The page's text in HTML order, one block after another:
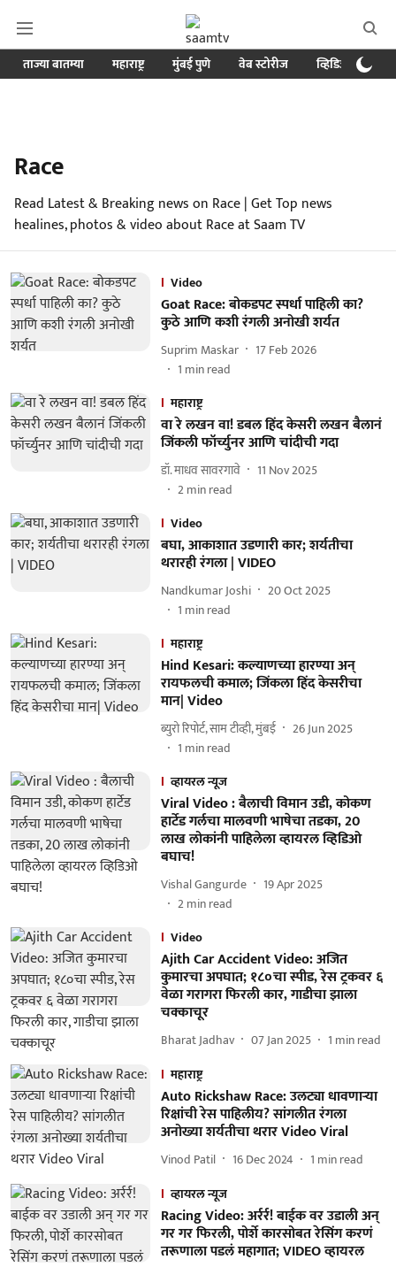
ताज्या बातम्या महाराष्ट्र मुंबई पुणे वेब स्टोरीज व्हिडिओ
Race
Read Latest & Breaking news on Race | Get Top news
healines, photos & video about Race at Saam TV
Video
Goat Race: बोकडपट स्पर्धा पाहिली का?
कुठे आणि कशी रंगली अनोखी शर्यत
Suprim Maskar
17 Feb 2026
1 min read
महाराष्ट्र
वा रे लखन वा! डबल हिंद केसरी लखन बैलानं
जिंकली फॉर्च्युनर आणि चांदीची गदा
डॉ. माधव सावरगावे
11 Nov 2025
2min read
Video
बघा, आकाशात उडणारी कार; शर्यतीचा
थरारही रंगला | VIDEO
Nandkumar Joshi
20 Oct 2025
1 min read
महाराष्ट्र
Hind Kesari: कल्याणच्या हारण्या अन्
रायफलची कमाल; जिंकला हिंद केसरीचा
मान| Video
ब्युरो रिपोर्ट, साम टीव्ही, मुंबई
26 Jun 2025
1 min read
व्हायरल न्यूज
Viral Video : बैलाची विमान उडी, कोकण
हार्टेड गर्लचा मालवणी भाषेचा तडका, 20
लाख लोकांनी पाहिलेला व्हायरल व्हिडिओ
बघाच!
Vishal Gangurde
19 Apr 2025
2min read
Video
Ajith Car Accident Video: अजित
कुमारचा अपघात; १८०चा स्पीड, रेस ट्रकवर ६
वेळा गरागरा फिरली कार, गाडीचा झाला
चक्काचूर
Bharat Jadhav 07 Jan 2025 1 min read
महाराष्ट्र
Auto Rickshaw Race: उलट्या धावणाऱ्या
रिक्षांची रेस पाहिलीय? सांगलीत रंगला
अनोख्या शर्यतीचा थरार Video Viral
Vinod Patil 16 Dec 2024 1 min read
व्हायरल न्यूज
Racing Video: अर्रर्र! बाईक वर उडाली अन्
गर गर फिरली, पोर्शे कारसोबत रेसिंग करणं
तरूणाला पडलं महागात; VIDEO व्हायरल